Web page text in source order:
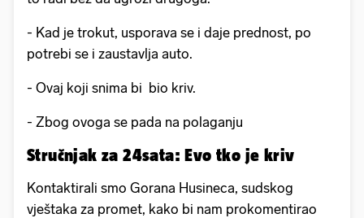
- Kad je trokut, usporava se i daje prednost, po
potrebi se i zaustavlja auto.
- Ovaj koji snima bi bio kriv.
- Zbog ovoga se pada na polaganju
Stručnjak za 24sata: Evo tko je kriv
Kontaktirali smo Gorana Husineca, sudskog
vještaka za promet, kako bi nam prokomentirao